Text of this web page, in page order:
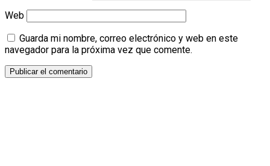
Web
Guarda mi nombre, correo electrónico y web en este
navegador para la próxima vez que comente.